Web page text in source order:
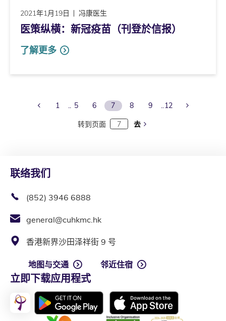
2021年1月19日 冯康医生
医策纵横：新冠疫苗（刊登於信报）
了解更多
Previous Page
1 5 6 7 8 9 12
转到页面 去
联络我们
(852) 3946 6888
general@cuhkmc.hk
香港新界沙田泽祥街 9 号
地图与交通 邻近住宿
立即下载应用程式